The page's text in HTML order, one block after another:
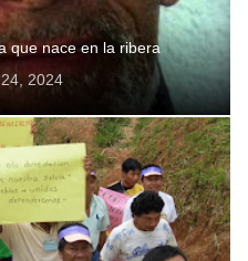
que nace en la ribera
2024